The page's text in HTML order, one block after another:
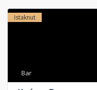
Bar
Istaknut